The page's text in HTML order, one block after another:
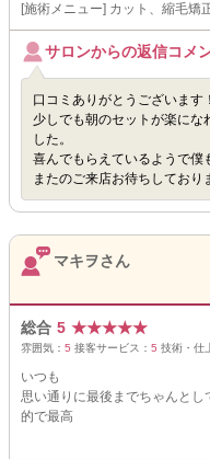
[施術メニュー] カット、縮毛矯
サロンからの返信コメ
口コミありがとうございます！
少しでも朝のセットが楽にな
した。
喜んでもらえているようで僕
またのご来店お待ちしており
マキヲさん
総合 5 ★★★★★
雰囲気： 5 接客サービス： 5 技術・仕
いつも
思い通りに最後までちゃんと
的で最高